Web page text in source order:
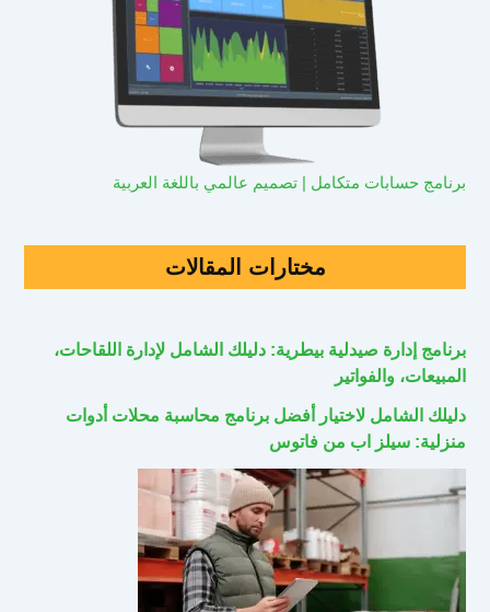
برنامج حسابات متكامل | تصميم عالمي باللغة العربية
مختارات المقالات
برنامج إدارة صيدلية بيطرية: دليلك الشامل لإدارة اللقاحات،
المبيعات، والفواتير
دليلك الشامل لاختيار أفضل برنامج محاسبة محلات أدوات
منزلية: سيلز اب من فاتوس